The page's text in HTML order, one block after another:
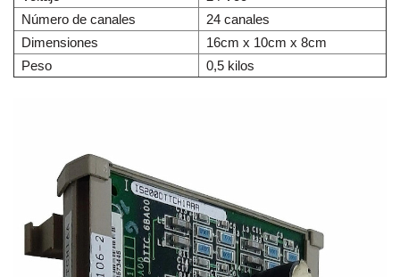
Número de canales
24 canales
Dimensiones
16cm x 10cm x 8cm
Peso
0,5 kilos